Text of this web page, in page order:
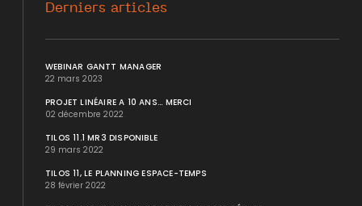
Derniers articles
WEBINAR GANTT MANAGER
22 mars 2023
PROJET LINÉAIRE A 10 ANS... MERCI
02 décembre 2022
TILOS 11.1 MR3 DISPONIBLE
29 mars 2022
TILOS 11, LE PLANNING ESPACE-TEMPS
28 février 2022